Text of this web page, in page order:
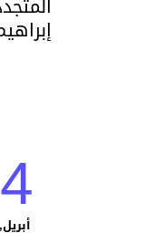
أبريل,